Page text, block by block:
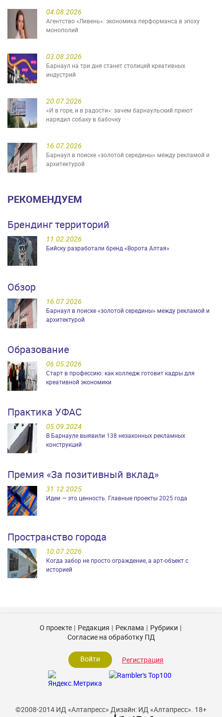
04.08.2026
Агентство «Ливень»: экономика перформанса в эпоху
монополий
03.08.2026
Барнаул на три дня станет столицей креативных
индустрий
20.07.2026
«И в горе, и в радости»: зачем барнаульский приют
нарядил собаку в бабочку
16.07.2026
Барнаул в поиске «золотой середины» между рекламой и
архитектурой
РЕКОМЕНДУЕМ
Брендинг территорий
11.02.2026
Бийску разработали бренд «Ворота Алтая»
Обзор
16.07.2026
Барнаул в поиске «золотой середины» между рекламой и
архитектурой
Образование
06.05.2026
Старт в профессию: как колледж готовит кадры для
креативной экономики
Практика УФАС
05.09.2024
В Барнауле выявили 138 незаконных рекламных
конструкций
Премия «За позитивный вклад»
31.12.2025
Идеи — это ценность. Главные проекты 2025 года
Пространство города
10.07.2026
Когда забор не просто ограждение, а арт-объект с
историей
©2008-2014 ИД «Алтапресс» Дизайн: ИД «Алтапресс». 18+
О проекте Редакция Реклама
Рубрики
Согласие на обработку ПД
Войти Регистрация